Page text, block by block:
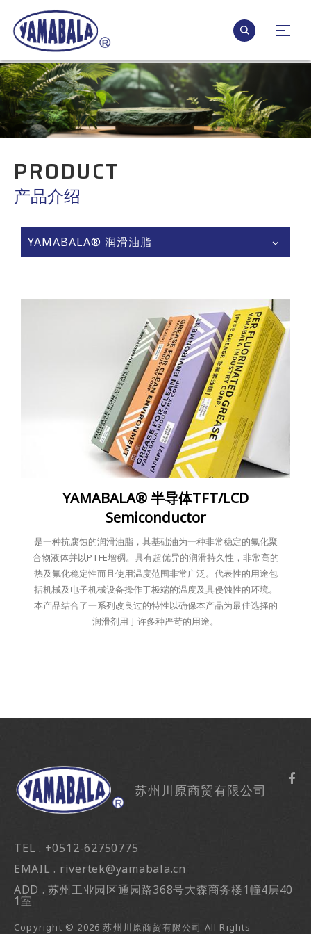
PRODUCT
产品介绍
YAMABALA® 润滑油脂
YAMABALA® 半导体TFT/LCD
Semiconductor
是一种抗腐蚀的润滑油脂，其基础油为一种非常稳定的氟化聚
合物液体并以PTFE增稠。具有超优异的润滑持久性，非常高的
热及氟化稳定性而且使用温度范围非常广泛。代表性的用途包
括机械及电子机械设备操作于极端的温度及具侵蚀性的环境。
本产品结合了一系列改良过的特性以确保本产品为最佳选择的
润滑剂用于许多种严苛的用途。
苏州川原商贸有限公司
TEL . +0512-62750775
EMAIL . rivertek@yamabala.cn
ADD . 苏州工业园区通园路368号大森商务楼1幢4层40
1室
Copyright © 2026 苏州川原商贸有限公司 All Rights